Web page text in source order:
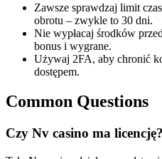
Zawsze sprawdzaj limit
obrotu – zwykle to 30 dni.
Nie wypłacaj środków
bonus i wygrane.
Używaj 2FA, aby chronić
dostępem.
Common Questions
Czy Nv casino ma licencję?